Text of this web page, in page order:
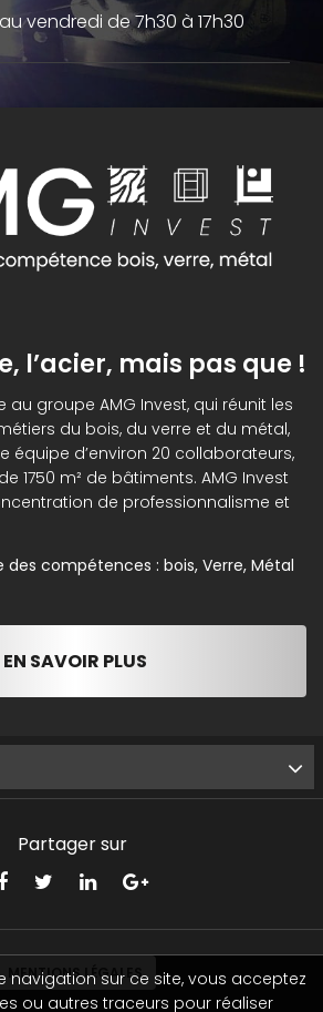
vendredi de 7h30 à 17h30
l’acier, mais pas que !
groupe AMG Invest, qui réunit les
du bois, du verre et du métal,
équipe d’environ 20 collaborateurs,
1750 m² de bâtiments. AMG Invest
de professionnalisme et
des compétences : bois, Verre, Métal
EN SAVOIR PLUS
Partager sur
MENTIONS LÉGALES
navigation sur ce site, vous acceptez
ou autres traceurs pour réaliser